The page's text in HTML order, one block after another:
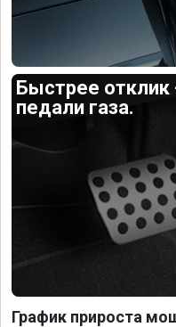
Быстрее отклик
педали газа.
График прироста